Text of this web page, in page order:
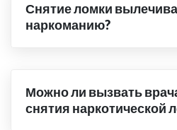
Снятие ломки
наркоманию?
Можно ли вызвать
снятия наркотической